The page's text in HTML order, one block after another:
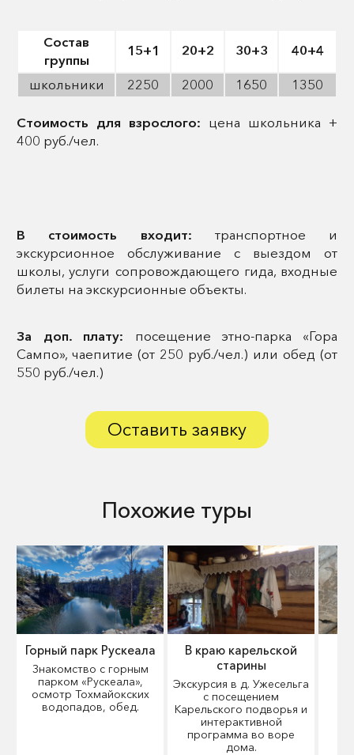
Состав
группы
15+1 20+2 30+3 40+4
школьники 2250 2000 1650 1350
Стоимость для взрослого: цена школьника +
400 руб./чел.
В стоимость входит: транспортное и
экскурсионное обслуживание с выездом от
школы, услуги сопровождающего гида, входные
билеты на экскурсионные объекты.
За доп. плату: посещение этно-парка «Гора
Сампо», чаепитие (от 250 руб./чел.) или обед (от
550 руб./чел.)
Оставить заявку
Похожие туры
Горный парк Рускеала
Знакомство с горным
парком «Рускеала»,
осмотр Тохмайокских
водопадов, обед.
В краю карельской
старины
Экскурсия в д. Ужесельга
с посещением
Карельского подворья и
интерактивной
программа во воре
дома.